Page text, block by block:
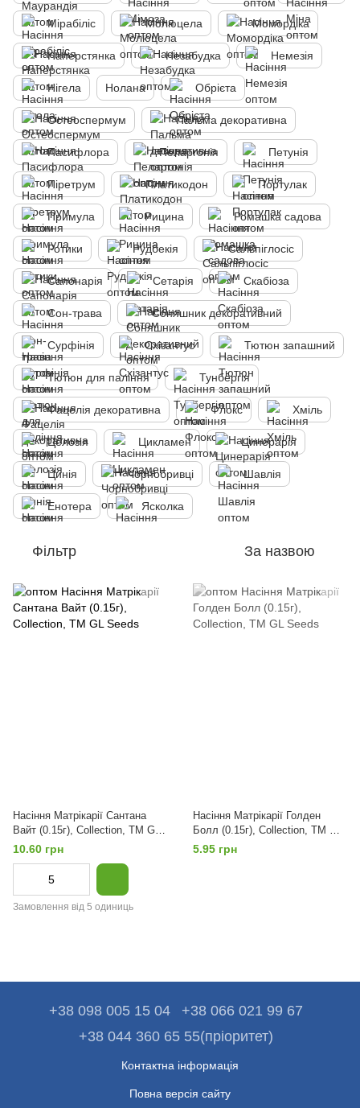
Мірабіліс Молюцела Момордіка
Наперстянка Незабудка Немезія
Нігела Нолана Обрієта
Остеоспермум Пальма декоративна
Пасифлора Пеларгонія Петунія
Піретрум Платикодон Портулак
Примула Рицина Ромашка садова
Ротики Рудбекія Сальпіглосіс
Сапонарія Сетарія Скабіоза
Сон-трава Соняшник декоративний
Сурфінія Схізантус Тютюн запашний
Тютюн для паління Тунбергія
Фацелія декоративна Флокс Хміль
Целозія Цикламен Цинерарія
Цинія Чорнобривці Шавлія
Енотера Ясколка
Фільтр За назвою
Насіння Матрікарії Сантана
Вайт (0.15г), Collection, TM GL
Seeds
10.60 грн
Замовлення від 5 одиниць
Насіння Матрікарії Голден
Болл (0.15г), Collection, TM GL
Seeds
5.95 грн
+38 098 005 15 04
+38 066 021 99 67
+38 044 360 65 55(пріоритет)
Контактна інформація
Повна версія сайту